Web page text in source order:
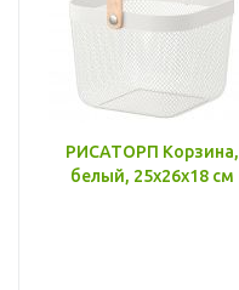
РИСАТОРП Корзина,
белый, 25x26x18 см